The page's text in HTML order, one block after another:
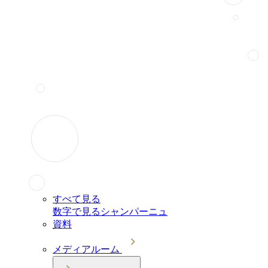
すべて見る
数字で見るシャンパーニュ
資料
メディアルーム